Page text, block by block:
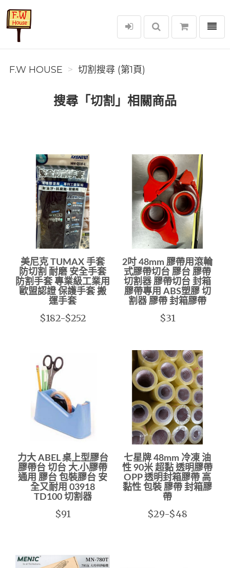
F.W House
選單
F.W HOUSE 切割搜尋 (第1頁)
搜尋「切割」相關商品
美尼克 TUMAX 手套
防切割 耐磨 安全手套
防割手套 專業級工業用
歐盟認證 保護手套 搬
運手套
$182-$252
2吋 48mm 膠帶用滾輪
式膠帶切台 膠台 膠帶
切割器 膠帶切台 封箱
膠帶專用 ABS塑膠 切
割器 膠帶 封箱膠帶
$31
力大 ABEL 桌上型膠台
膠帶台 切台 大.小膠帶
通用 膠台 包裝膠台 安
全又耐用 03918
TD100 切割器
$91
七星牌 48mm 冷凍 油
性 90米 超黏 透明膠帶
OPP 透明封箱膠帶 高
黏性 包裝 膠帶 封箱膠
帶
$29-$48